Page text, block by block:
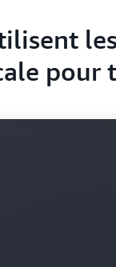
pour